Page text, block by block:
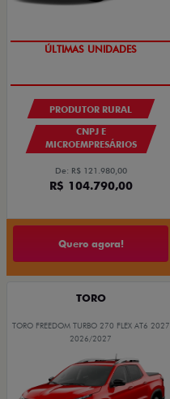
OPORTUNIDADE
PRODUTOR RURAL
CNPJ E
MICROEMPRESÁRIOS
De: R$ 121.980,00
R$ 104.790,00
Quero agora!
TORO
TORO FREEDOM TURBO 270 FLEX AT6 2027
2026/2027